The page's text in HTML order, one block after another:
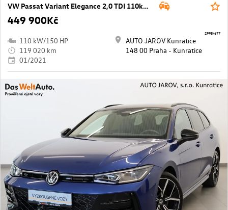
VW Passat Variant Elegance 2,0 TDI 110kW DSG
449 900Kč
110 kW/150 HP
119 020 km
01/2021
AUTO JAROV Kunratice
148 00 Praha - Kunratice
2995/677